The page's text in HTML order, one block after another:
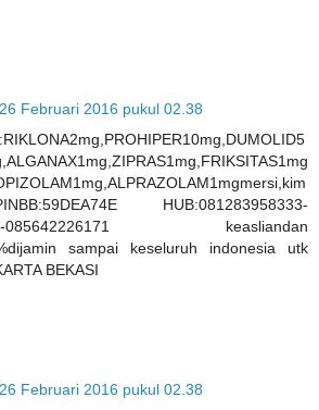
26 Februari 2016 pukul 02.38
HUB:081283958333-
085642226171 keasliandan
sampai keseluruh indonesia utk
BEKASI
26 Februari 2016 pukul 02.38